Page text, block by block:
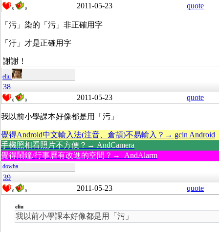
0 0 2011-05-23 quote
「污」染的「污」非正確用字
「汙」才是正確用字
謝謝！
eliu
38
0 0 2011-05-23 quote
我以前小學課本好像都是用「污」
覺得Android中文輸入法(注音、倉頡)不易輸入？→ gcin Android
手機照相看照片不方便？→ AndCamera
覺得鬧鐘/行事曆有改進的空間？→ AndAlarm
dowba
39
0 0 2011-05-23 quote
eliu
我以前小學課本好像都是用「污」